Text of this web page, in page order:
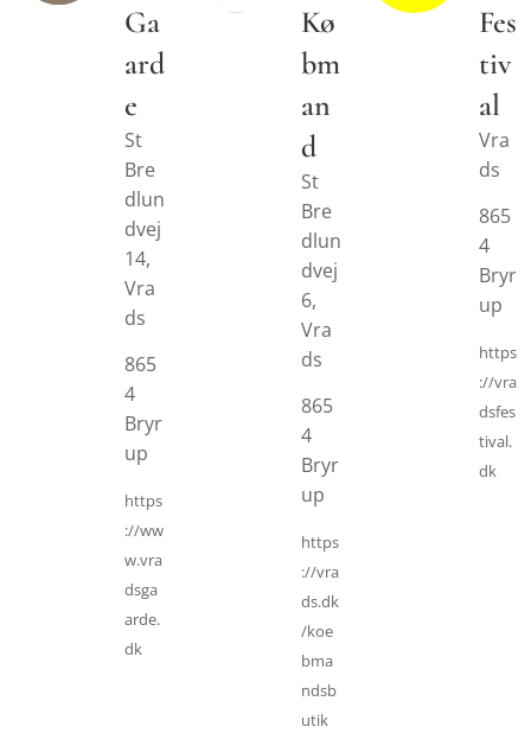
Ga
ard
e
St
Bre
dlun
dvej
14,
Vra
ds
865
4
Bryr
up
https
://ww
w.vra
dsga
arde.
dk
Kø
bm
an
d
St
Bre
dlun
dvej
6,
Vra
ds
865
4
Bryr
up
https
://vra
ds.dk
/koe
bma
ndsb
utik
Fes
tiv
al
Vra
ds
865
4
Bryr
up
https
://vra
dsfes
tival.
dk